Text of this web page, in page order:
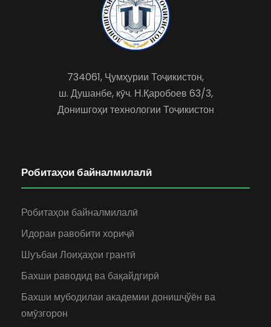
734061, Ҷумҳурии Тоҷикистон,
ш. Душанбе, кӯч. Н.Қаробоев 63/3,
Донишгоҳи технологии Тоҷикистон
Робитаҳои байналмилалӣ
Робитаҳои байналмилалӣ
Идораи равобити хориҷӣ
Шуъбаи Лоиҳаҳои грантӣ
Бахши раводид ва бақайдгирӣ
Бахши мубодилаи академии донишҷўён ва
омӯзгорон